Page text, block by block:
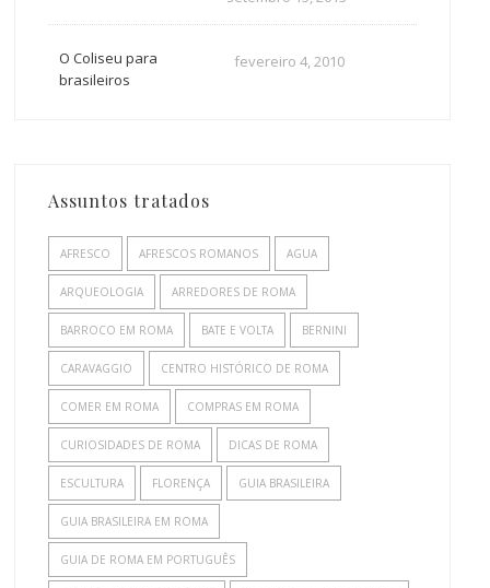
O Coliseu para
brasileiros
fevereiro 4, 2010
Assuntos tratados
AFRESCO AFRESCOS ROMANOS AGUA
ARQUEOLOGIA ARREDORES DE ROMA
BARROCO EM ROMA BATE E VOLTA BERNINI
CARAVAGGIO CENTRO HISTÓRICO DE ROMA
COMER EM ROMA COMPRAS EM ROMA
CURIOSIDADES DE ROMA DICAS DE ROMA
ESCULTURA FLORENÇA GUIA BRASILEIRA
GUIA BRASILEIRA EM ROMA
GUIA DE ROMA EM PORTUGUÊS